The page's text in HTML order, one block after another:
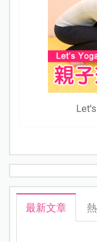
最新文章